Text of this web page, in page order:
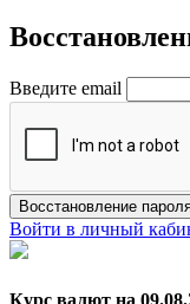
Введите email
Восстановление
Войти в личный
Курс валют на